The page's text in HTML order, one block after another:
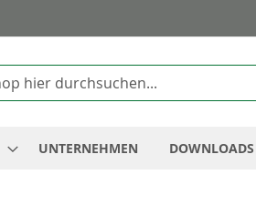
Inhalt
UNTERNEHMEN DOWNLOADS